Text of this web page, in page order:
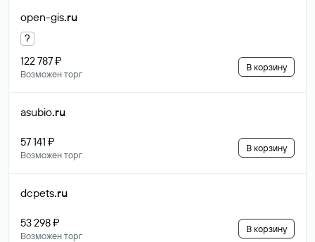
open-gis.ru
?
122 787 ₽
Возможен торг
В корзину
asubio.ru
57 141 ₽
Возможен торг
В корзину
dcpets.ru
53 298 ₽
Возможен торг
В корзину